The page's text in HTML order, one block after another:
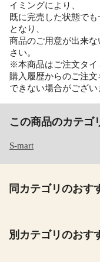
イミングにより、
既に完売した状態で
となり、
商品のご用意が出来
さい。
※本商品はご注文タイ
購入履歴からのご注
できない場合がござい
この商品のカテゴ
S-mart
同カテゴリのおす
別カテゴリのおす